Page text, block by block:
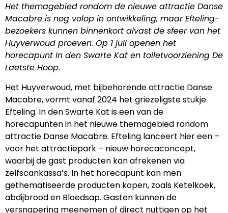
Het themagebied rondom de nieuwe attractie Danse
Macabre is nog volop in ontwikkeling, maar Efteling-
bezoekers kunnen binnenkort alvast de sfeer van het
Huyverwoud proeven. Op 1 juli openen het
horecapunt In den Swarte Kat en toiletvoorziening De
Laetste Hoop.
Het Huyverwoud, met bijbehorende attractie Danse
Macabre, vormt vanaf 2024 het griezeligste stukje
Efteling. In den Swarte Kat is een van de
horecapunten in het nieuwe themagebied rondom
attractie Danse Macabre. Efteling lanceert hier een –
voor het attractiepark – nieuw horecaconcept,
waarbij de gast producten kan afrekenen via
zelfscankassa’s. In het horecapunt kan men
gethematiseerde producten kopen, zoals Ketelkoek,
abdijbrood en Bloedsap. Gasten kunnen de
versnapering meenemen of direct nuttigen op het